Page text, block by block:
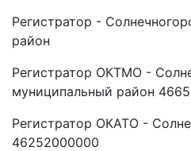
Регистратор -
район
Регистратор ОКТМО -
муниципальный район
Регистратор ОКАТО -
46252000000